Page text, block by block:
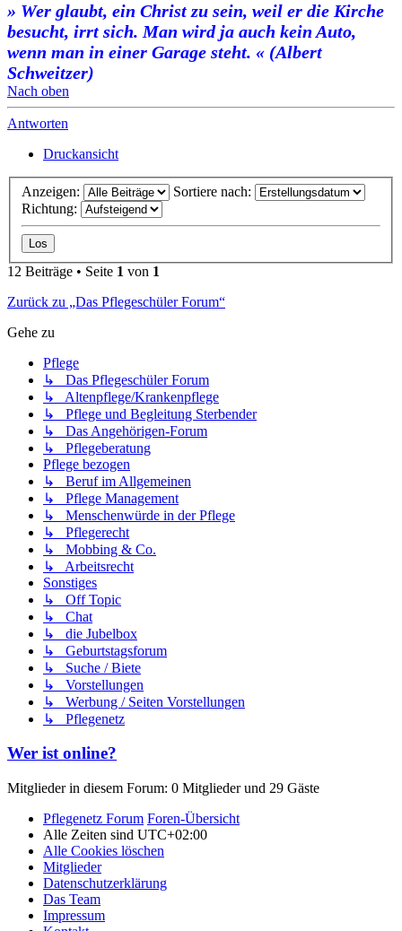
» Wer glaubt, ein Christ zu sein, weil er die Kirche
besucht, irrt sich. Man wird ja auch kein Auto,
wenn man in einer Garage steht. « (Albert
Schweitzer)
Nach oben
Antworten
Druckansicht
Anzeigen:
Sortiere nach:
Richtung:
12 Beiträge • Seite 1 von 1
Zurück zu „Das Pflegeschüler Forum“
Gehe zu
Pflege
↳ Das Pflegeschüler Forum
↳ Altenpflege/Krankenpflege
↳ Pflege und Begleitung Sterbender
↳ Das Angehörigen-Forum
↳ Pflegeberatung
Pflege bezogen
↳ Beruf im Allgemeinen
↳ Pflege Management
↳ Menschenwürde in der Pflege
↳ Pflegerecht
↳ Mobbing & Co.
↳ Arbeitsrecht
Sonstiges
↳ Off Topic
↳ Chat
↳ die Jubelbox
↳ Geburtstagsforum
↳ Suche / Biete
↳ Vorstellungen
↳ Werbung / Seiten Vorstellungen
↳ Pflegenetz
Wer ist online?
Mitglieder in diesem Forum: 0 Mitglieder und 29 Gäste
Pflegenetz Forum Foren-Übersicht
Alle Zeiten sind UTC+02:00
Alle Cookies löschen
Mitglieder
Datenschutzerklärung
Das Team
Impressum